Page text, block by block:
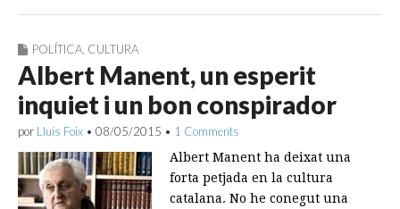
POLÍTICA CULTURA
Albert Manent, un esperit
inquiet i un bon conspirador
por Lluís Foix • 08/05/2015 • 1 Comments
Albert Manent ha deixat una
forta petjada en la cultura
catalana. No he conegut una